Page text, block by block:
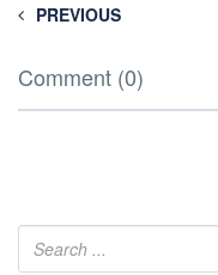
PREVIOUS
Comment (0)